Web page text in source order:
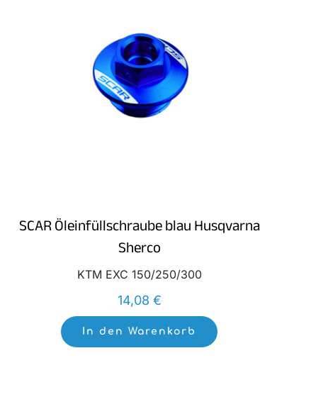
SCAR Öleinfüllschraube blau Husqvarna
Sherco
KTM EXC 150/250/300
14,08 €
In den Warenkorb